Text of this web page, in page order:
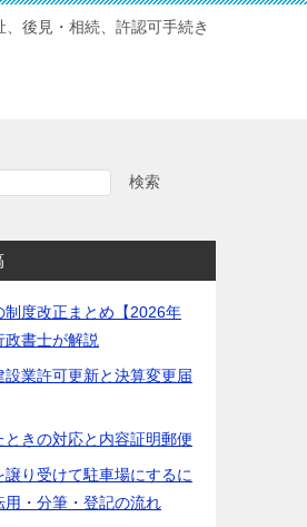
後見・相続、許認可手続き
検索
制度改正まとめ【2026年
政書士が解説
設業許可更新と決算変更届
ときの対応と内容証明郵便
譲り受けて駐車場にするに
用・分筆・登記の流れ